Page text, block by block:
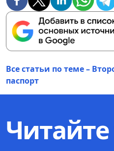
Все статьи по теме –
паспорт